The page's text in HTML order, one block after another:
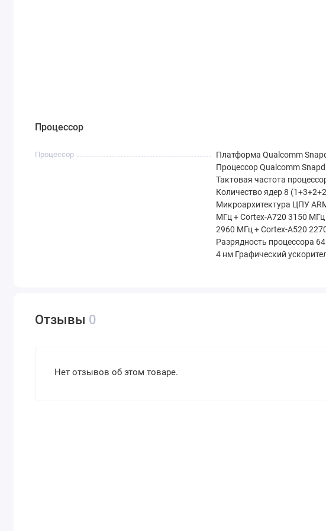
лучшее соотношение
Мощный процессор
Потрясающий экран
с высокой частотой обновления.
на 2-3 дня работы.
профессионального уровня.
для долговечности.
Закажите HONOR 400 Pro в Trends.by уже сегодня и
Процессор
Процессор
Платформа Qualcomm
Процессор Qualcomm
Тактовая частота
Количество ядер 8
Микроархитектура ЦПУ
МГц + Cortex-A720 3150 МГц
2960 МГц + Cortex-A520
Разрядность процессора
4 нм Графический
Отзывы 0
Нет отзывов об этом товаре.